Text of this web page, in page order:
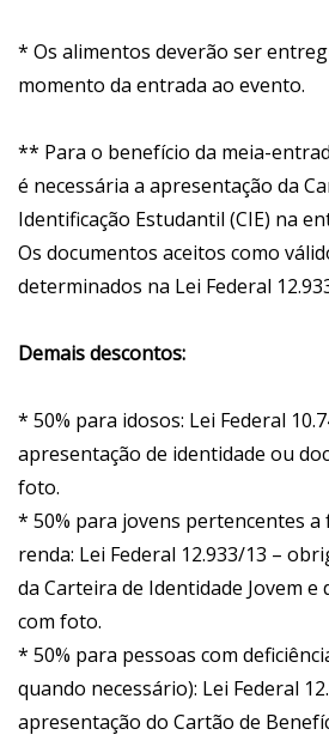
* Os alimentos deverão ser
momento da entrada ao evento.
** Para o benefício da meia-
é necessária a apresentação da
Identificação Estudantil (CIE) na
Os documentos aceitos como
determinados na Lei Federal
Demais descontos:
* 50% para idosos: Lei Federal
apresentação de identidade ou
foto.
* 50% para jovens pertencentes a
renda: Lei Federal 12.933/13 –
da Carteira de Identidade Jovem e
com foto.
* 50% para pessoas com
quando necessário): Lei Federal
apresentação do Cartão de